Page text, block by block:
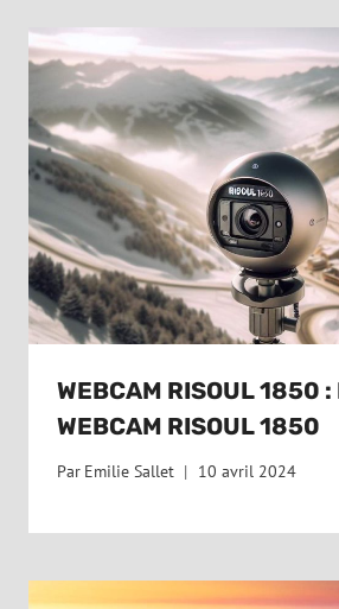
WEBCAM RISOUL 1850 :
WEBCAM RISOUL 1850
Par Emilie Sallet 10 avril 2024